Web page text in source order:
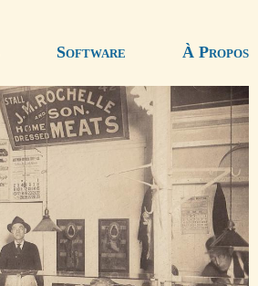
Software À Propos